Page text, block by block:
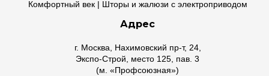
Комфортный век | Шторы и жалюзи с электроприводом
Адрес
г. Москва, Нахимовский пр-т, 24,
Экспо-Строй, место 125, пав. 3
(м. «Профсоюзная»)